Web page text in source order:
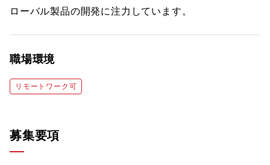
ローバル製品の開発に注力しています。
職場環境
リモートワーク可
募集要項